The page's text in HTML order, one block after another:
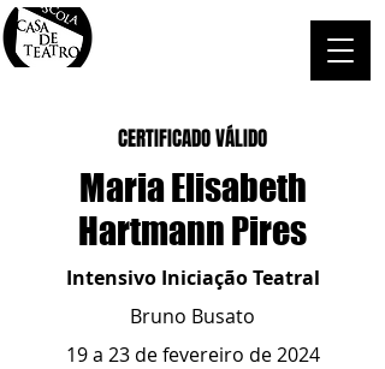
CERTIFICADO VÁLIDO
Maria Elisabeth
Hartmann Pires
Intensivo Iniciação Teatral
Bruno Busato
19 a 23 de fevereiro de 2024